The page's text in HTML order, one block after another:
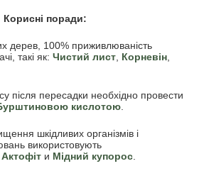
Корисні поради:
дерев, 100% приживлюваність
такі як: Чистий лист Корневін
після пересадки необхідно провести
кислотою
шкідливих організмів і
використовують
Актофіт и Мідний купорос